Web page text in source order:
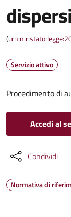
(
Servizio attivo
Procedimento di
Accedi al
Condividi
Normativa di